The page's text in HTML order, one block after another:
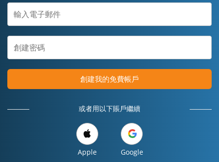
創建我的免費帳戶
或者用以下賬戶繼續
Apple Google